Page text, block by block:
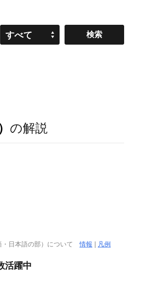
すべて
の解説
・日本語の部）について情報 凡例
活躍中